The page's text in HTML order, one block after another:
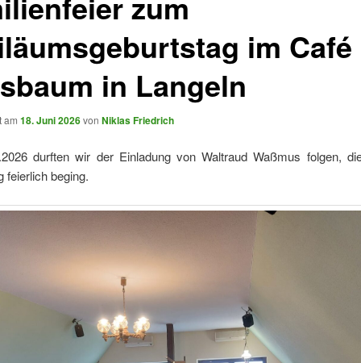
im Café
in Langeln
am 18. Juni 2026von Niklas Friedrich
durften wir der Einladung von Waltraud Waßmus folgen,
feierlich beging.